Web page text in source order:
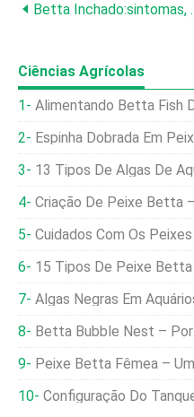
Betta
Ciências Agrícolas
Alimentando Betta Fish
Espinha Dobrada Em
13 Tipos De Algas De
Criação De Peixe Betta
Cuidados Com Os Peixes
15 Tipos De Peixe
Algas Negras Em Aquários
Betta Bubble Nest –
Peixe Betta Fêmea –
Configuração Do Tanque De